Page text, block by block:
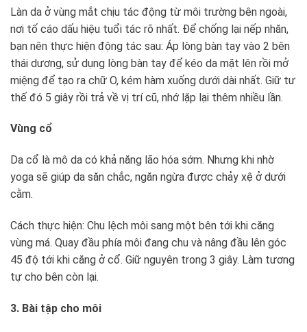
Làn da ở vùng mắt chịu tác động từ môi trường bên ngoài,
nơi tố cáo dấu hiệu tuổi tác rõ nhất. Để chống lại nếp nhăn,
bạn nên thực hiện động tác sau: Áp lòng bàn tay vào 2 bên
thái dương, sử dụng lòng bàn tay để kéo da mặt lên rồi mở
miệng để tạo ra chữ O, kém hàm xuống dưới dài nhất. Giữ tư
thế đó 5 giây rồi trả về vị trí cũ, nhớ lặp lại thêm nhiều lần.
Vùng cổ
Da cổ là mô da có khả năng lão hóa sớm. Nhưng khi nhờ
yoga sẽ giúp da săn chắc, ngăn ngừa được chảy xệ ở dưới
cằm.
Cách thực hiện: Chu lệch môi sang một bên tới khi căng
vùng má. Quay đầu phía môi đang chu và nâng đầu lên góc
45 độ tới khi căng ở cổ. Giữ nguyên trong 3 giây. Làm tương
tự cho bên còn lại.
3. Bài tập cho môi